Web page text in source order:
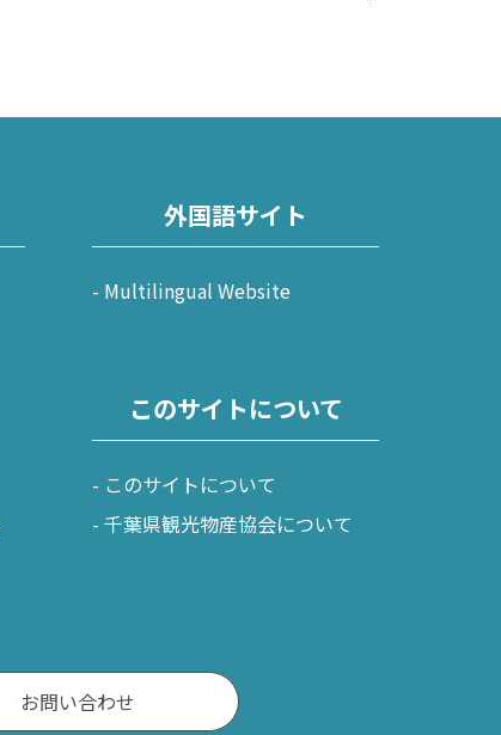
外国語サイト
Multilingual Website
このサイトについて
このサイトについて
千葉県観光物産協会について
お問い合わせ